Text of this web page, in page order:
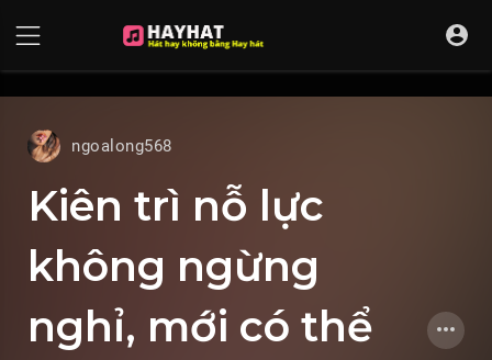
ngoalong568
Kiên trì nỗ lực
không ngừng
nghỉ, mới có thể